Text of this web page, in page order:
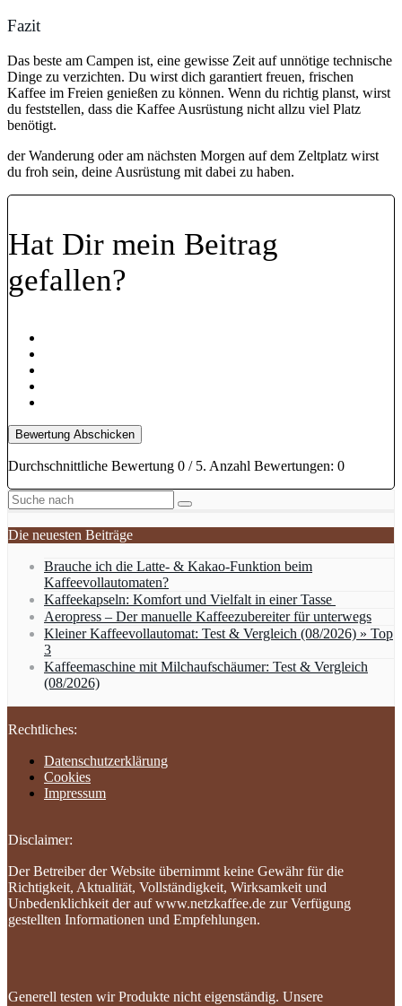
Fazit
Das beste am Campen ist, eine gewisse Zeit auf unnötige technische
Dinge zu verzichten. Du wirst dich garantiert freuen, frischen
Kaffee im Freien genießen zu können. Wenn du richtig planst, wirst
du feststellen, dass die Kaffee Ausrüstung nicht allzu viel Platz
benötigt.
der Wanderung oder am nächsten Morgen auf dem Zeltplatz wirst
du froh sein, deine Ausrüstung mit dabei zu haben.
Hat Dir mein Beitrag
gefallen?
Bewertung Abschicken
Durchschnittliche Bewertung 0 / 5. Anzahl Bewertungen: 0
Die neuesten Beiträge
Brauche ich die Latte- & Kakao-Funktion beim
Kaffeevollautomaten?
Kaffeekapseln: Komfort und Vielfalt in einer Tasse
Aeropress – Der manuelle Kaffeezubereiter für unterwegs
Kleiner Kaffeevollautomat: Test & Vergleich (08/2026) » Top
3
Kaffeemaschine mit Milchaufschäumer: Test & Vergleich
(08/2026)
Rechtliches:
Datenschutzerklärung
Cookies
Impressum
Disclaimer:
Der Betreiber der Website übernimmt keine Gewähr für die
Richtigkeit, Aktualität, Vollständigkeit, Wirksamkeit und
Unbedenklichkeit der auf www.netzkaffee.de zur Verfügung
gestellten Informationen und Empfehlungen.
Generell testen wir Produkte nicht eigenständig. Unsere